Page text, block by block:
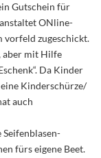
Gutschein für
ONline-
vorfeld zugeschickt.
aber mit Hilfe
Da Kinder
Kinderschürze/
auch
fürs eigene Beet.